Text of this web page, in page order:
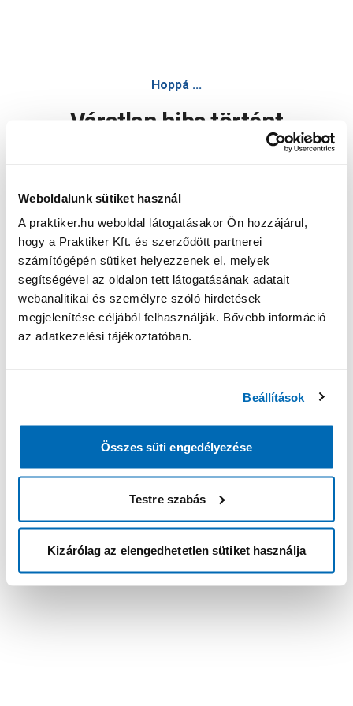
Weboldalunk sütiket használ
A praktiker.hu weboldal látogatásakor Ön hozzájárul,
hogy a Praktiker Kft. és szerződött partnerei
számítógépén sütiket helyezzenek el, melyek
segítségével az oldalon tett látogatásának adatait
webanalitikai és személyre szóló hirdetések
megjelenítése céljából felhasználják. Bővebb információ
az adatkezelési tájékoztatóban.
Beállítások
Összes süti engedélyezése
Testre szabás
Kizárólag az elengedhetetlen sütiket használja
Hoppá ...
Váratlan hiba történt
Oldal újratöltése